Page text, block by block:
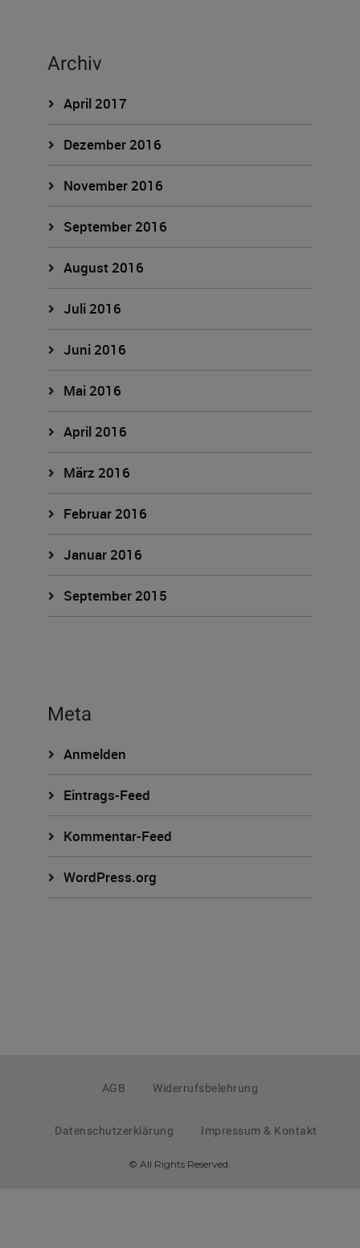
Archiv
April 2017
Dezember 2016
November 2016
September 2016
August 2016
Juli 2016
Juni 2016
Mai 2016
April 2016
März 2016
Februar 2016
Januar 2016
September 2015
Meta
Anmelden
Eintrags-Feed
Kommentar-Feed
WordPress.org
AGB Widerrufsbelehrung
Datenschutzerklärung Impressum & Kontakt
© All Rights Reserved.